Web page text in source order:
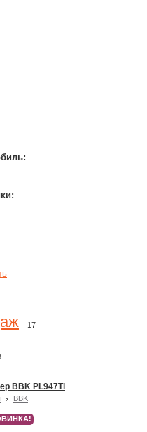
:
:
17
BBK PL947Ti
BBK